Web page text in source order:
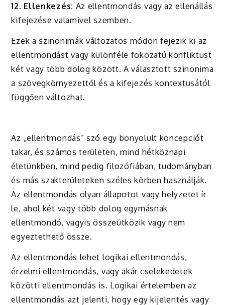
12. Ellenkezés: Az ellentmondás vagy az ellenállás
kifejezése valamivel szemben.
Ezek a szinonimák változatos módon fejezik ki az
ellentmondást vagy különféle fokozatú konfliktust
két vagy több dolog között. A választott szinonima
a szövegkörnyezettől és a kifejezés kontextusától
függően változhat.
Az „ellentmondás” szó egy bonyolult koncepciót
takar, és számos területen, mind hétköznapi
életünkben, mind pedig filozófiában, tudományban
és más szakterületeken széles körben használják.
Az ellentmondás olyan állapotot vagy helyzetet ír
le, ahol két vagy több dolog egymásnak
ellentmondó, vagyis összeütközik vagy nem
egyeztethető össze.
Az ellentmondás lehet logikai ellentmondás,
érzelmi ellentmondás, vagy akár cselekedetek
közötti ellentmondás is. Logikai értelemben az
ellentmondás azt jelenti, hogy egy kijelentés vagy